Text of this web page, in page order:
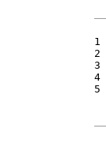
1
2
3
4
5